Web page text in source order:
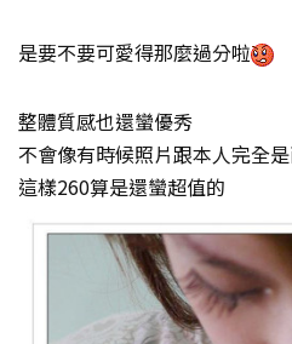
是要不要可愛得那麼過分啦
整體質感也還蠻優秀
不會像有時候照片跟本人完全
這樣260算是還蠻超值的